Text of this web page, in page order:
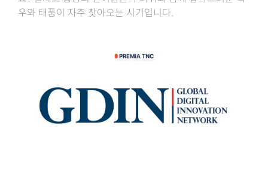
우와 태풍이 자주 찾아오는 시기입니다.